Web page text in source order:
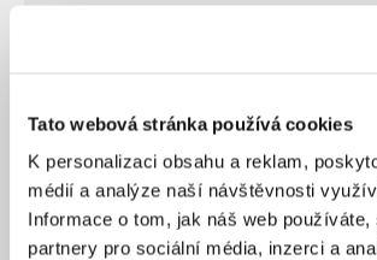
Tato webová stránka používá cookies
K personalizaci obsahu a reklam,
médií a analýze naší návštěvnosti
Informace o tom, jak náš web
partnery pro sociální média, inzerci a
27/12/2023
PRAHA DNES